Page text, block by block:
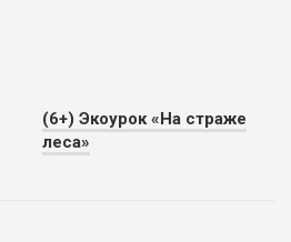
(6+) Экоурок «На страже
леса»